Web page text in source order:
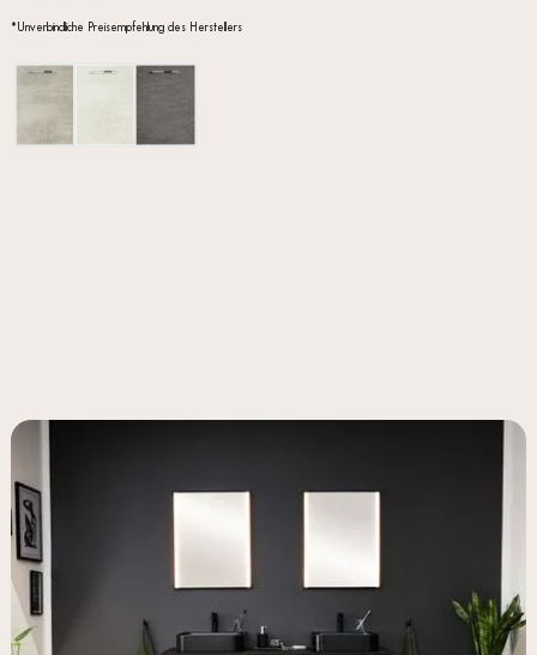
*Unverbindliche Preisempfehlung des Herstellers